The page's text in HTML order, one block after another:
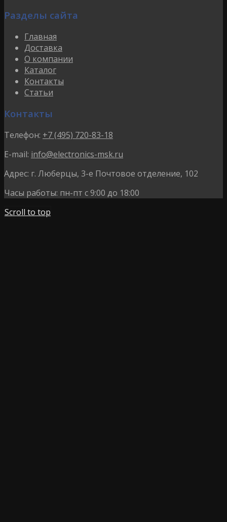
Разделы сайта
Главная
Доставка
О компании
Каталог
Контакты
Статьи
Контакты
Телефон: +7 (495) 720-83-18
E-mail: info@electronics-msk.ru
Адрес: г. Люберцы, 3-е Почтовое отделение, 102
Часы работы: пн-пт с 9:00 до 18:00
Scroll to top